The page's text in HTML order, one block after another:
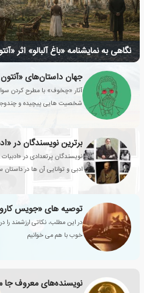
نگاهی به نمایشنامه «باغ آلبالو» اثر
جهان داستان‌های
آثار «چخوف» با مطرح کردن
شخصیت هایی پیچیده و
برترین نویسندگان در
نویسندگان پرتعدادی در
ادبی و توانایی آن ها در
در این مطلب، نکاتی ارزشمند
خوب با هم می خوانیم
نویسنده‌های معروف جا